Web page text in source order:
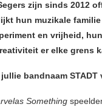
zijn sinds 2012
hun muzikale
en vrijheid,
er elke grens
bandnaam STADT
Something